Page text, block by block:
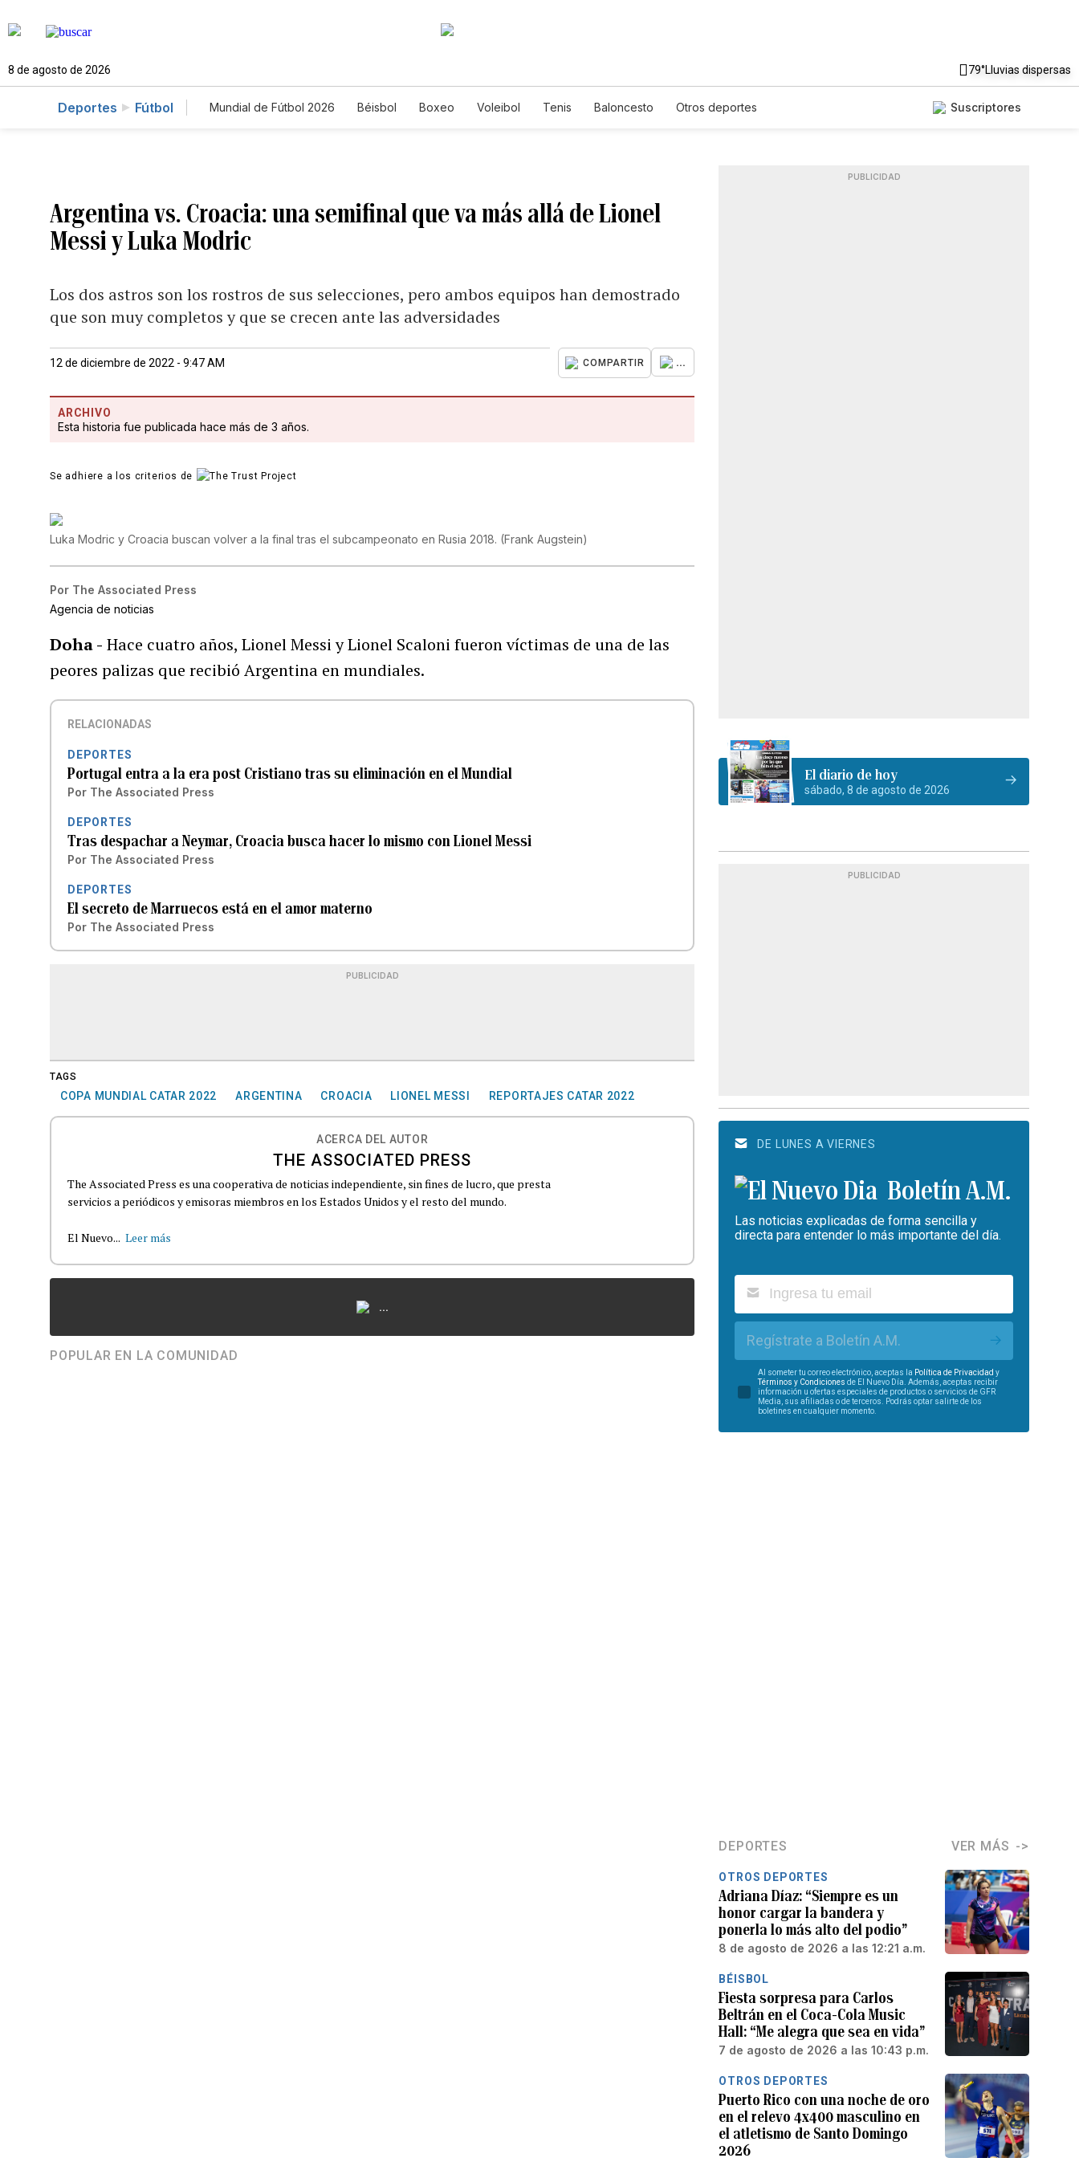
8 de agosto de 2026 79°Lluvias dispersas
Deportes Fútbol Mundial de Fútbol 2026 Béisbol Boxeo Voleibol Tenis Baloncesto Otros deportes Suscriptores
Argentina vs. Croacia: una semifinal que va más allá de Lionel
Messi y Luka Modric
Los dos astros son los rostros de sus selecciones, pero ambos equipos han demostrado
que son muy completos y que se crecen ante las adversidades
12 de diciembre de 2022 - 9:47 AM COMPARTIR ...
ARCHIVO
Esta historia fue publicada hace más de 3 años.
Se adhiere a los criterios de
Luka Modric y Croacia buscan volver a la final tras el subcampeonato en Rusia 2018. (Frank Augstein)
Por The Associated Press
Agencia de noticias
Doha - Hace cuatro años, Lionel Messi y Lionel Scaloni fueron víctimas de una de las
peores palizas que recibió Argentina en mundiales.
RELACIONADAS
DEPORTES
Portugal entra a la era post Cristiano tras su eliminación en el Mundial
Por The Associated Press
DEPORTES
Tras despachar a Neymar, Croacia busca hacer lo mismo con Lionel Messi
Por The Associated Press
DEPORTES
El secreto de Marruecos está en el amor materno
Por The Associated Press
PUBLICIDAD
TAGS
COPA MUNDIAL CATAR 2022 ARGENTINA CROACIA LIONEL MESSI REPORTAJES CATAR 2022
ACERCA DEL AUTOR
THE ASSOCIATED PRESS
The Associated Press es una cooperativa de noticias independiente, sin fines de lucro, que presta
servicios a periódicos y emisoras miembros en los Estados Unidos y el resto del mundo.
El Nuevo... Leer más
...
POPULAR EN LA COMUNIDAD
PUBLICIDAD
El diario de hoy
sábado, 8 de agosto de 2026
PUBLICIDAD
DE LUNES A VIERNES
Boletín A.M.
Las noticias explicadas de forma sencilla y
directa para entender lo más importante del día.
Regístrate a Boletín A.M.
Al someter tu correo electrónico, aceptas la Política de Privacidad y
Términos y Condiciones de El Nuevo Día. Además, aceptas recibir
información u ofertas especiales de productos o servicios de GFR
Media, sus afiliadas o de terceros. Podrás optar salirte de los
boletines en cualquier momento.
DEPORTES VER MÁS
OTROS DEPORTES
Adriana Díaz: “Siempre es un
honor cargar la bandera y
ponerla lo más alto del podio”
8 de agosto de 2026 a las 12:21 a.m.
BÉISBOL
Fiesta sorpresa para Carlos
Beltrán en el Coca-Cola Music
Hall: “Me alegra que sea en vida”
7 de agosto de 2026 a las 10:43 p.m.
OTROS DEPORTES
Puerto Rico con una noche de oro
en el relevo 4x400 masculino en
el atletismo de Santo Domingo
2026